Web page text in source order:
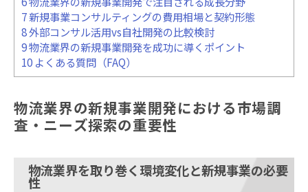
7新規事業コンサルティングの費用相場と契約形態
8外部コンサル活用vs自社開発の比較検討
9物流業界の新規事業開発を成功に導くポイント
10 よくある質問（FAQ）
物流業界の新規事業開発における市場調
査・ニーズ探索の重要性
物流業界を取り巻く環境変化と新規事業の必要
性